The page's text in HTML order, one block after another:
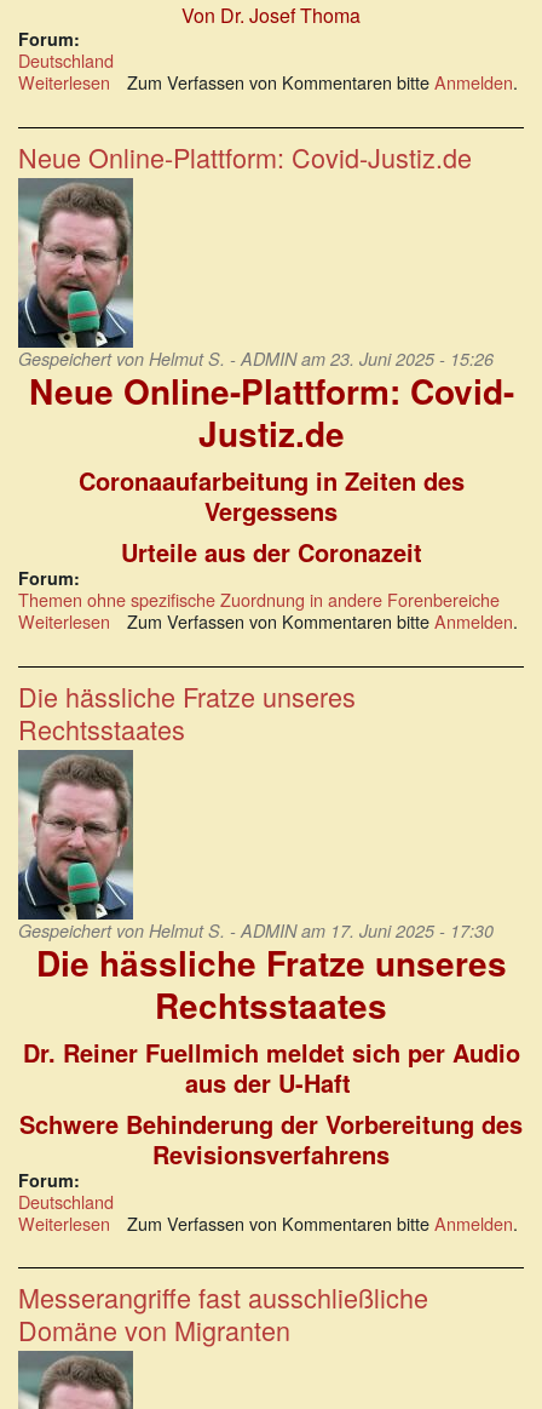
Von Dr. Josef Thoma
Forum:
Deutschland
Weiterlesen über
Justiz
droht
zur
Lachnummer
zu
werden
Zum Verfassen von Kommentaren bitteAnmelden.
Neue Online-Plattform: Covid-Justiz.de
Gespeichert von Helmut S. - ADMINam 23. Juni 2025 - 15:26
Neue Online-Plattform: Covid-
Justiz.de
Coronaaufarbeitung in Zeiten des
Vergessens
Urteile aus der Coronazeit
Forum:
Themen ohne spezifische Zuordnung in andere Forenbereiche
Weiterlesen über
Online-
Plattform:
Covid-
Justiz.de
Zum Verfassen von Kommentaren bitteAnmelden.
Die hässliche Fratze unseres
Rechtsstaates
Gespeichert von Helmut S. - ADMINam 17. Juni 2025 - 17:30
Die hässliche Fratze unseres
Rechtsstaates
Dr. Reiner Fuellmich meldet sich per Audio
aus der U-Haft
Schwere Behinderung der Vorbereitung des
Revisionsverfahrens
Forum:
Deutschland
Weiterlesen über
hässliche
Fratze
unseres
Rechtsstaates
Zum Verfassen von Kommentaren bitteAnmelden.
Messerangriffe fast ausschließliche
Domäne von Migranten